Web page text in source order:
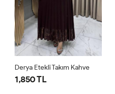
Derya Etekli Takım Kahve
1,850 TL